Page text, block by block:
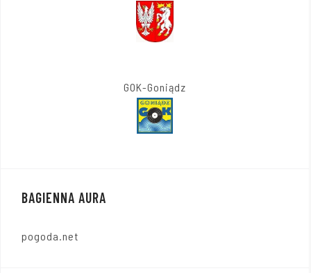
GOK-Goniądz
BAGIENNA AURA
pogoda.net